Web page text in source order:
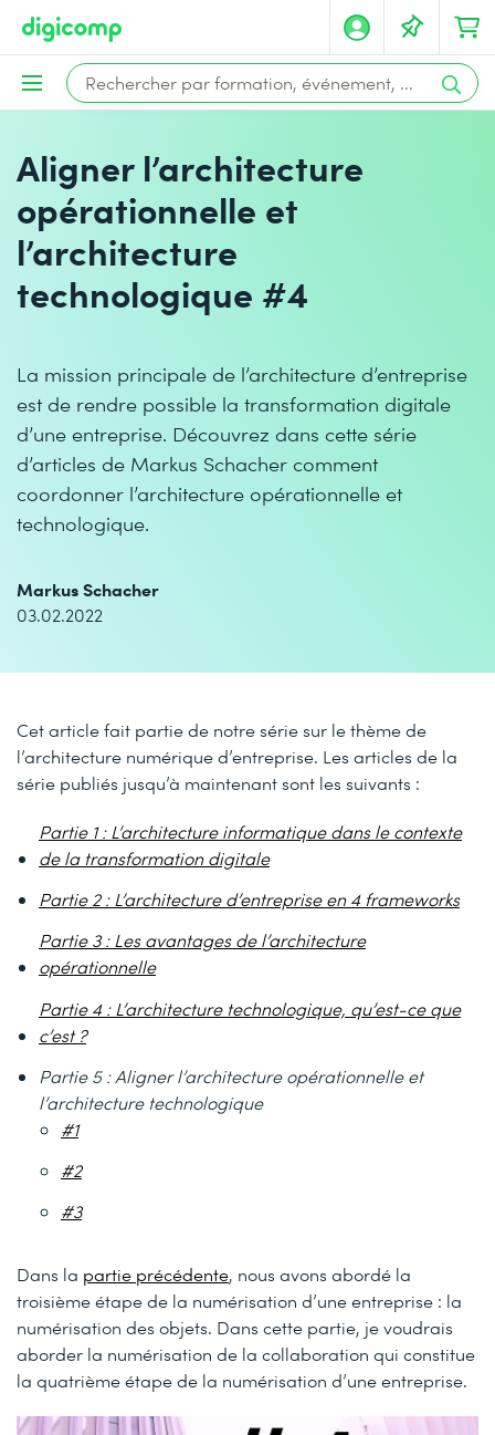
Aligner l’architecture
opérationnelle et
l’architecture
technologique #4
La mission principale de l’architecture d’entreprise
est de rendre possible la transformation digitale
d’une entreprise. Découvrez dans cette série
d’articles de Markus Schacher comment
coordonner l’architecture opérationnelle et
technologique.
Markus Schacher
03.02.2022
Cet article fait partie de notre série sur le thème de
l’architecture numérique d’entreprise. Les articles de la
série publiés jusqu’à maintenant sont les suivants :
Partie 1 : L’architecture informatique dans le contexte
de la transformation digitale
Partie 2 : L’architecture d’entreprise en 4 frameworks
Partie 3 : Les avantages de l’architecture
opérationnelle
Partie 4 : L’architecture technologique, qu’est-ce que
c’est ?
Partie 5 : Aligner l’architecture opérationnelle et
l’architecture technologique
#1
#2
#3
Dans la partie précédente, nous avons abordé la
troisième étape de la numérisation d’une entreprise : la
numérisation des objets. Dans cette partie, je voudrais
aborder la numérisation de la collaboration qui constitue
la quatrième étape de la numérisation d’une entreprise.